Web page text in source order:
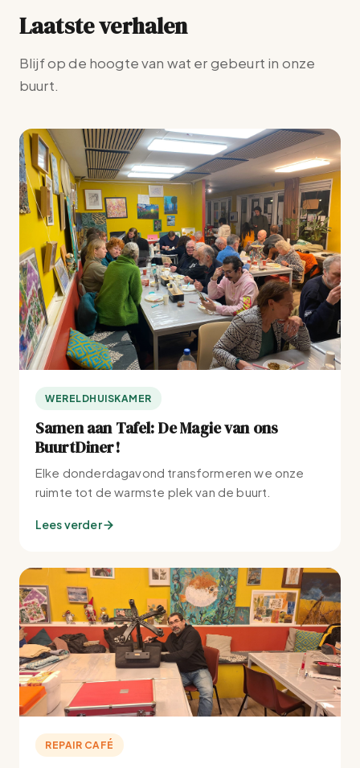
Laatste verhalen
Blijf op de hoogte van wat er gebeurt in onze
buurt.
WERELDHUISKAMER
Samen aan Tafel: De Magie van ons
BuurtDiner!
Elke donderdagavond transformeren we onze
ruimte tot de warmste plek van de buurt.
Lees verder
REPAIR CAFÉ